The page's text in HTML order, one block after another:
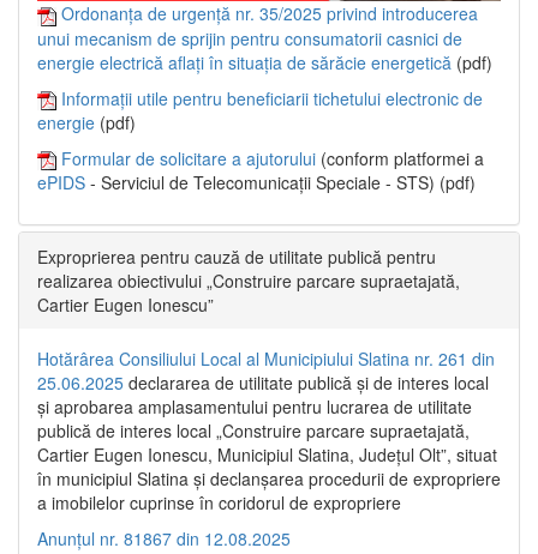
Ordonanța de urgență nr. 35/2025 privind introducerea
unui mecanism de sprijin pentru consumatorii casnici de
energie electrică aflați în situația de sărăcie energetică (pdf)
Informații utile pentru beneficiarii tichetului electronic de
energie (pdf)
Formular de solicitare a ajutorului (conform platformei a
ePIDS - Serviciul de Telecomunicații Speciale - STS) (pdf)
Exproprierea pentru cauză de utilitate publică pentru
realizarea obiectivului „Construire parcare supraetajată,
Cartier Eugen Ionescu”
Hotărârea Consiliului Local al Municipiului Slatina nr. 261 din
25.06.2025 declararea de utilitate publică și de interes local
și aprobarea amplasamentului pentru lucrarea de utilitate
publică de interes local „Construire parcare supraetajată,
Cartier Eugen Ionescu, Municipiul Slatina, Județul Olt”, situat
în municipiul Slatina și declanșarea procedurii de expropriere
a imobilelor cuprinse în coridorul de expropriere
Anunțul nr. 81867 din 12.08.2025